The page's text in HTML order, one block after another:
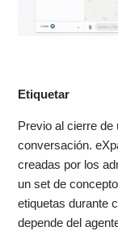
Etiquetar
Previo al cierre de
conversación.
creadas por los
un set de
etiquetas durante
depende del